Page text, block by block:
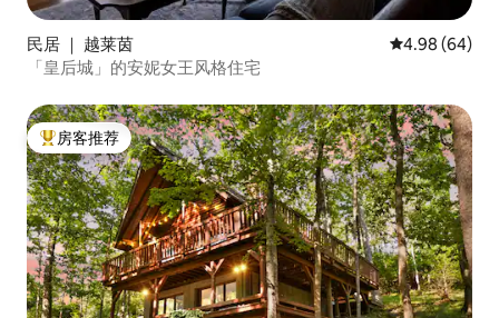
民居 ｜ 越莱茵 平均评分 4.98
4.98 (64)
「皇后城」的安妮女王风格住宅
热门「房客推荐」
房客推荐